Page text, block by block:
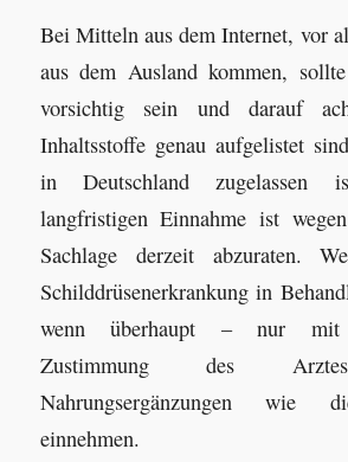
Bei Mitteln aus dem Internet, vor
aus dem Ausland kommen,
vorsichtig sein und darauf
Inhaltsstoffe genau aufgelistet
in Deutschland zugelassen
langfristigen Einnahme ist
Sachlage derzeit abzuraten.
Schilddrüsenerkrankung in
wenn überhaupt – nur mit
Zustimmung des
Nahrungsergänzungen wie
einnehmen.